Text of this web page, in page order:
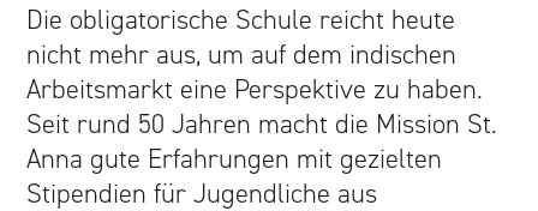
Die obligatorische Schule reicht heute
nicht mehr aus, um auf dem indischen
Arbeitsmarkt eine Perspektive zu haben.
Seit rund 50 Jahren macht die Mission St.
Anna gute Erfahrungen mit gezielten
Stipendien für Jugendliche aus